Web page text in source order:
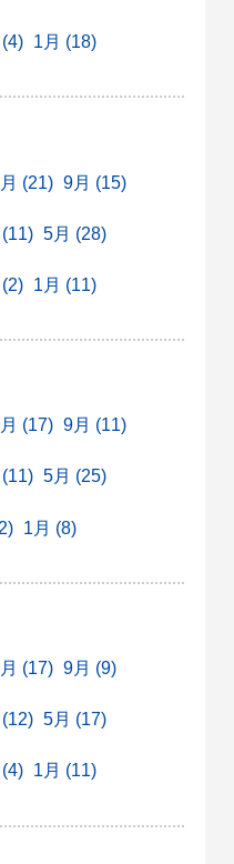
1月 (18)
(21) 9月 (15)
5月 (28)
1月 (11)
(17) 9月 (11)
5月 (25)
1月 (8)
(17) 9月 (9)
5月 (17)
1月 (11)